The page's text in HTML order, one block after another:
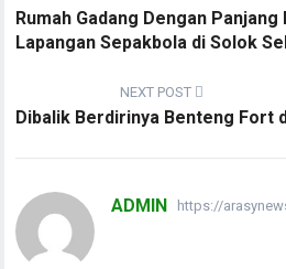
Rumah Gadang Dengan
Lapangan Sepakbola di Solok
NEXT POST
Dibalik Berdirinya Benteng Fort
ADMIN https://